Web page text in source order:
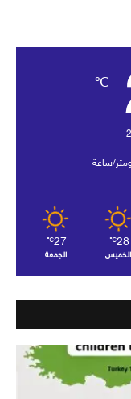
℃
28
℃
الخميس
27
℃
الجمعة